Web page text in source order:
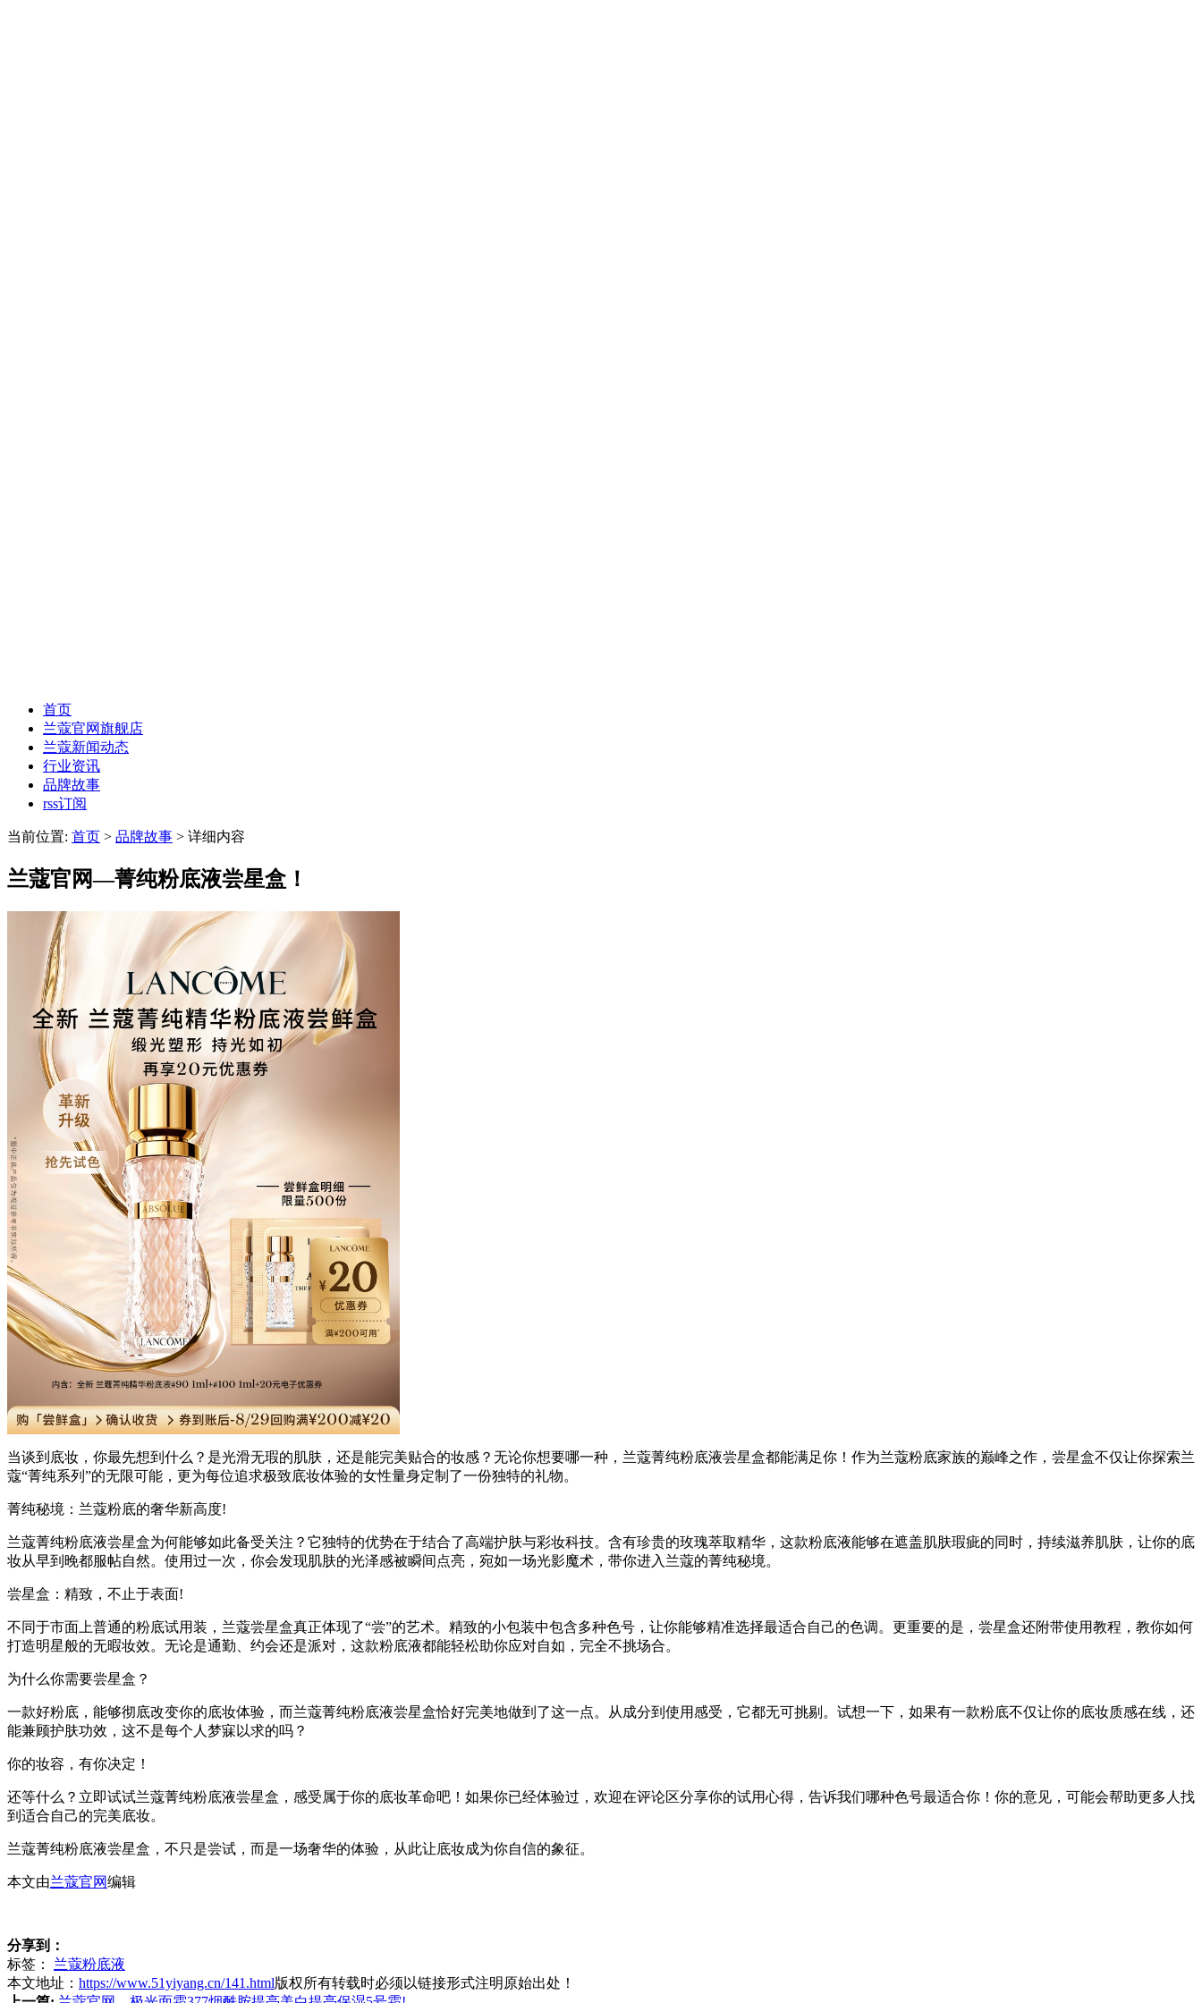
首页
兰蔻官网旗舰店
兰蔻新闻动态
行业资讯
品牌故事
rss订阅
当前位置: 首页 > 品牌故事 > 详细内容
兰蔻官网—菁纯粉底液尝星盒！
当谈到底妆，你最先想到什么？是光滑无瑕的肌肤，还是能完美贴合的妆感？无论你想要哪一种，兰蔻菁纯粉底液尝星盒都能满足你！作为兰蔻粉底家族的巅峰之作，尝星盒不仅让你探索兰
蔻“菁纯系列”的无限可能，更为每位追求极致底妆体验的女性量身定制了一份独特的礼物。
菁纯秘境：兰蔻粉底的奢华新高度!
兰蔻菁纯粉底液尝星盒为何能够如此备受关注？它独特的优势在于结合了高端护肤与彩妆科技。含有珍贵的玫瑰萃取精华，这款粉底液能够在遮盖肌肤瑕疵的同时，持续滋养肌肤，让你的底
妆从早到晚都服帖自然。使用过一次，你会发现肌肤的光泽感被瞬间点亮，宛如一场光影魔术，带你进入兰蔻的菁纯秘境。
尝星盒：精致，不止于表面!
不同于市面上普通的粉底试用装，兰蔻尝星盒真正体现了“尝”的艺术。精致的小包装中包含多种色号，让你能够精准选择最适合自己的色调。更重要的是，尝星盒还附带使用教程，教你如何
打造明星般的无暇妆效。无论是通勤、约会还是派对，这款粉底液都能轻松助你应对自如，完全不挑场合。
为什么你需要尝星盒？
一款好粉底，能够彻底改变你的底妆体验，而兰蔻菁纯粉底液尝星盒恰好完美地做到了这一点。从成分到使用感受，它都无可挑剔。试想一下，如果有一款粉底不仅让你的底妆质感在线，还
能兼顾护肤功效，这不是每个人梦寐以求的吗？
你的妆容，有你决定！
还等什么？立即试试兰蔻菁纯粉底液尝星盒，感受属于你的底妆革命吧！如果你已经体验过，欢迎在评论区分享你的试用心得，告诉我们哪种色号最适合你！你的意见，可能会帮助更多人找
到适合自己的完美底妆。
兰蔻菁纯粉底液尝星盒，不只是尝试，而是一场奢华的体验，从此让底妆成为你自信的象征。
本文由兰蔻官网编辑
分享到：
标签： 兰蔻粉底液
本文地址： https://www.51yiyang.cn/141.html版权所有转载时必须以链接形式注明原始出处！